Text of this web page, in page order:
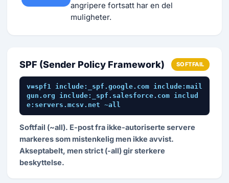
angripere fortsatt har en del
muligheter.
SPF (Sender Policy Framework) SOFTFAIL
v=spf1 include:_spf.google.com include:mail
gun.org include:_spf.salesforce.com includ
e:servers.mcsv.net ~all
Softfail (~all). E-post fra ikke-autoriserte servere
markeres som mistenkelig men ikke avvist.
Akseptabelt, men strict (-all) gir sterkere
beskyttelse.